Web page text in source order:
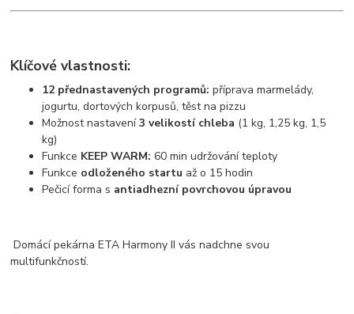
Klíčové vlastnosti:
12 přednastavených programů:příprava marmelády,
jogurtu, dortových korpusů, těst na pizzu
Možnost nastavení3 velikostí chleba (1 kg, 1,25 kg, 1,5
kg)
Funkce KEEP WARM:60 min udržování teploty
Funkce odloženého startu až o 15 hodin
Pečicí forma s antiadhezní povrchovou úpravou
Domácí pekárna ETA Harmony II vás nadchne svou
multifunkčností.